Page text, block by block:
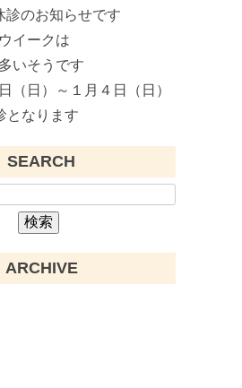
診のお知らせです
イークは
いそうです
（日）～１月４日（日）
となります
SEARCH
ARCHIVE